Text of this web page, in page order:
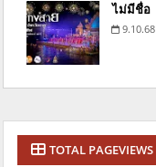
ไม่มีชื่อ
9.10.68
TOTAL PAGEVIEWS